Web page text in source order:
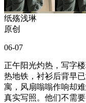
纸殇浅琳
原创
06-07
正午阳光灼热，写字
热地铁，衬衫后背早
寓，风扇嗡嗡作响却
真实写照。他们不需